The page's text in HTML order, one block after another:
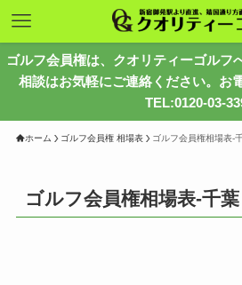
ゴルフ会員権は、クオリティーゴルフ
相談はお気軽にご連絡ください。お
TEL:0120-03-
ホーム ゴルフ会員権 相場表 ゴルフ会員権相場表-
ゴルフ会員権相場表-千葉